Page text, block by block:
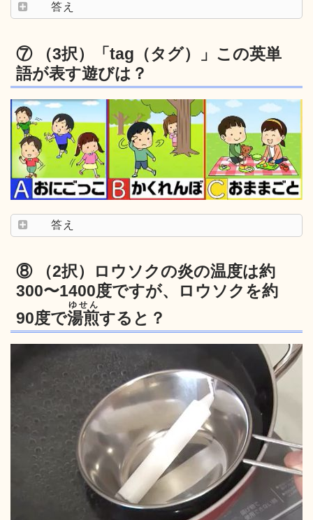
答え
⑦ （3択）「tag（タグ）」この英単
語が表す遊びは？
答え
⑧ （2択）ロウソクの炎の温度は約
300〜1400度ですが、ロウソクを約
90度で湯煎
ゆせん
すると？